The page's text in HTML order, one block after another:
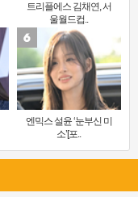
트리플에스 김채연, 서
울월드컵..
엔믹스 설윤 ‘눈부신 미
소’[포..